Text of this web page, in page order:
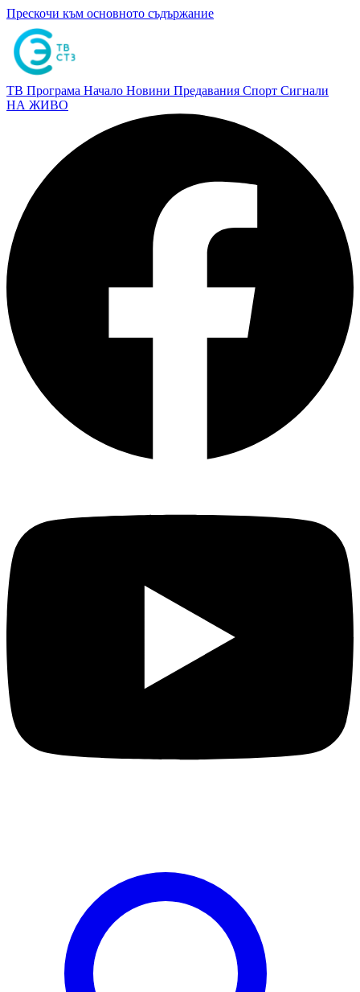
Прескочи към основното съдържание
ТВ Програма Начало Новини Предавания Спорт Сигнали
НА ЖИВО